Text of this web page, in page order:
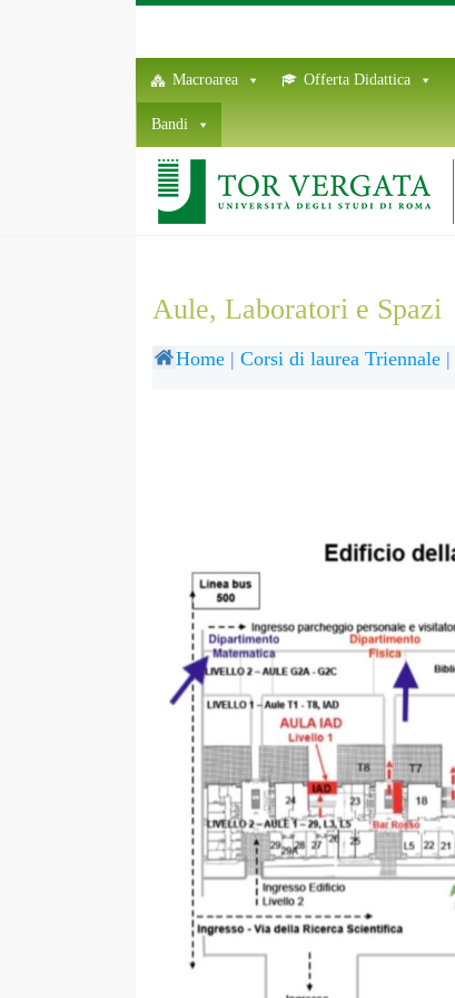
Macroarea Offerta Didattica
Bandi
Aule, Laboratori e Spazi
Home | Corsi di laurea Triennale |